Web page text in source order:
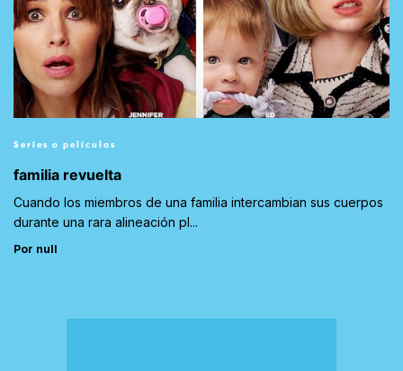
Series o películas
familia revuelta
Cuando los miembros de una familia intercambian sus cuerpos
durante una rara alineación pl...
Por null